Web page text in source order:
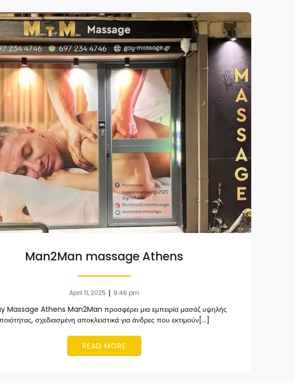
Man2Man massage Athens
April 11, 2025 | 9:46 pm
Massage Athens Man2Man προσφέρει μια εμπειρία μασάζ υψηλής
σχεδιασμένη αποκλειστικά για άνδρες που εκτιμούν[…]
READ MORE